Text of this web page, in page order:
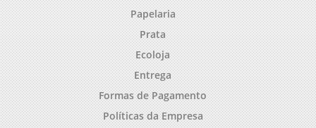
Papelaria
Prata
Ecoloja
Entrega
Formas de Pagamento
Políticas da Empresa